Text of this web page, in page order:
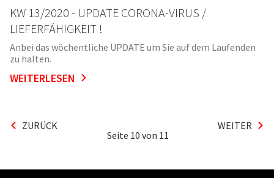
KW 13/2020 - UPDATE CORONA-VIRUS /
LIEFERFÄHIGKEIT !
Anbei das wöchentliche UPDATE um Sie auf dem Laufenden
zu halten.
WEITERLESEN
ZURÜCK
Seite 10 von 11
WEITER